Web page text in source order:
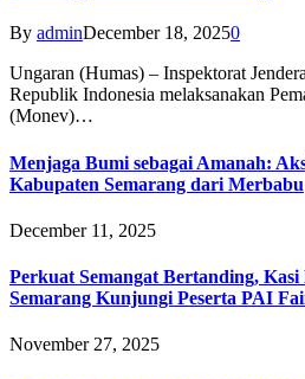
By adminDecember 18, 20250
Ungaran (Humas) – Inspektorat
Republik Indonesia melaksanakan
(Monev)…
Menjaga Bumi sebagai Amanah:
Kabupaten Semarang dari Merbabu
December 11, 2025
Perkuat Semangat Bertanding,
Semarang Kunjungi Peserta PAI
November 27, 2025